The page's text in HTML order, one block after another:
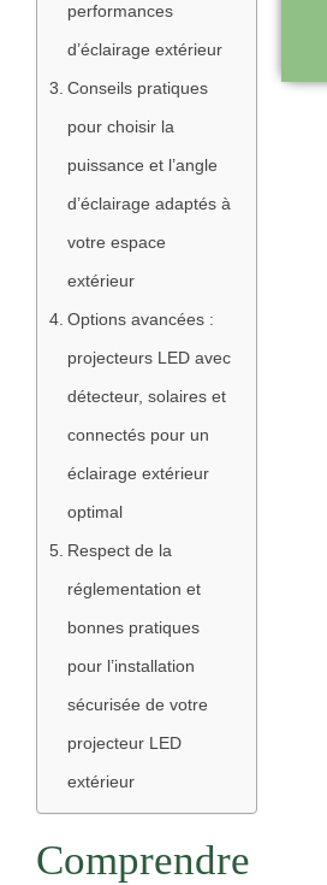
performances
d’éclairage extérieur
Conseils pratiques
pour choisir la
puissance et l’angle
d’éclairage adaptés à
votre espace
extérieur
Options avancées :
projecteurs LED avec
détecteur, solaires et
connectés pour un
éclairage extérieur
optimal
Respect de la
réglementation et
bonnes pratiques
pour l’installation
sécurisée de votre
projecteur LED
extérieur
Comprendre